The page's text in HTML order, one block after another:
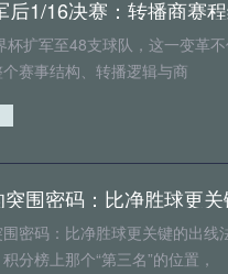
杯扩军至48支球队，这一变革
赛事结构、转播逻辑与商
围密码：比净胜球更
密码：比净胜球更关键的出线
分榜上那个“第三名”的位置，